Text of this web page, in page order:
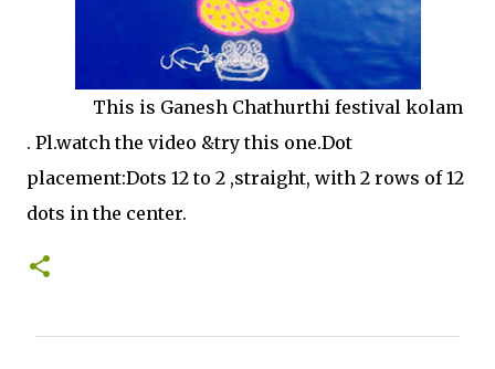
This is Ganesh Chathurthi festival kolam
. Pl.watch the video &try this one.Dot
placement:Dots 12 to 2 ,straight, with 2 rows of 12
dots in the center.